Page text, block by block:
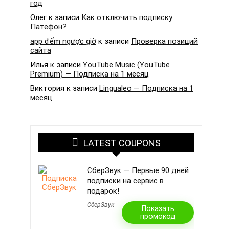
год
Олег к записи Как отключить подписку
Патефон?
app đếm ngược giờ к записи Проверка позиций
сайта
Илья к записи YouTube Music (YouTube
Premium) — Подписка на 1 месяц
Виктория к записи Lingualeo — Подписка на 1
месяц
LATEST COUPONS
СберЗвук — Первые 90 дней
подписки на сервис в
подарок!
СберЗвук
Показать
промокод